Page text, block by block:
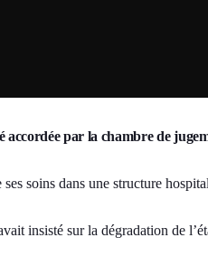
par la chambre de
soins dans une structure
insisté sur la dégradation de